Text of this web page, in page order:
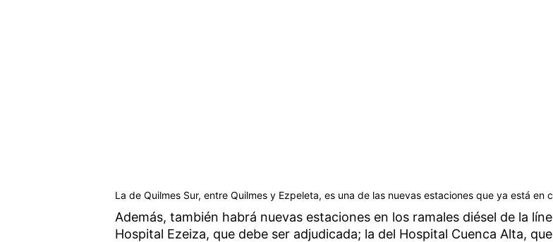
La de Quilmes Sur, entre Quilmes y Ezpeleta, es una de las nuevas estaciones que ya está en
Además, también habrá nuevas estaciones en los ramales diésel de la
Hospital Ezeiza, que debe ser adjudicada; la del Hospital Cuenca Alta,